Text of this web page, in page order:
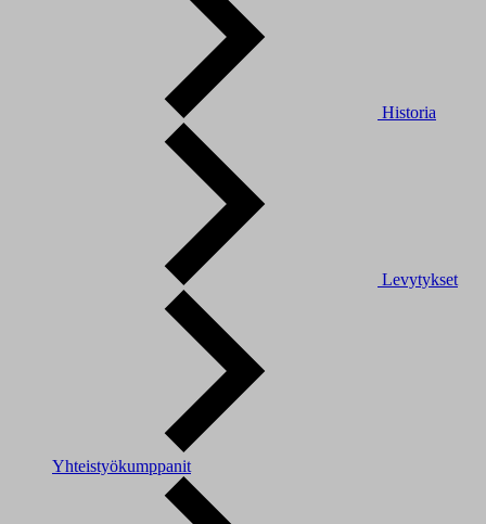
Historia
Levytykset
Yhteistyökumppanit